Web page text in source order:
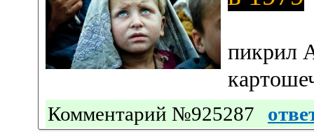
пикрил
Комментарий №925287